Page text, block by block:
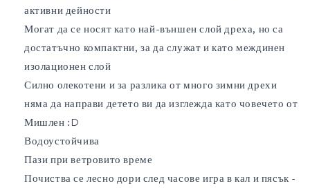
активни дейности
Могат да се носят като най-външен слой дреха, но са
достатъчно компактни, за да служат и като междинен
изолационен слой
Силно олекотени и за разлика от много зимни дрехи
няма да направи детето ви да изглежда като човечето от
Мишлен :D
Водоустойчива
Пази при ветровито време
Почиства се лесно дори след часове игра в кал и пясък -